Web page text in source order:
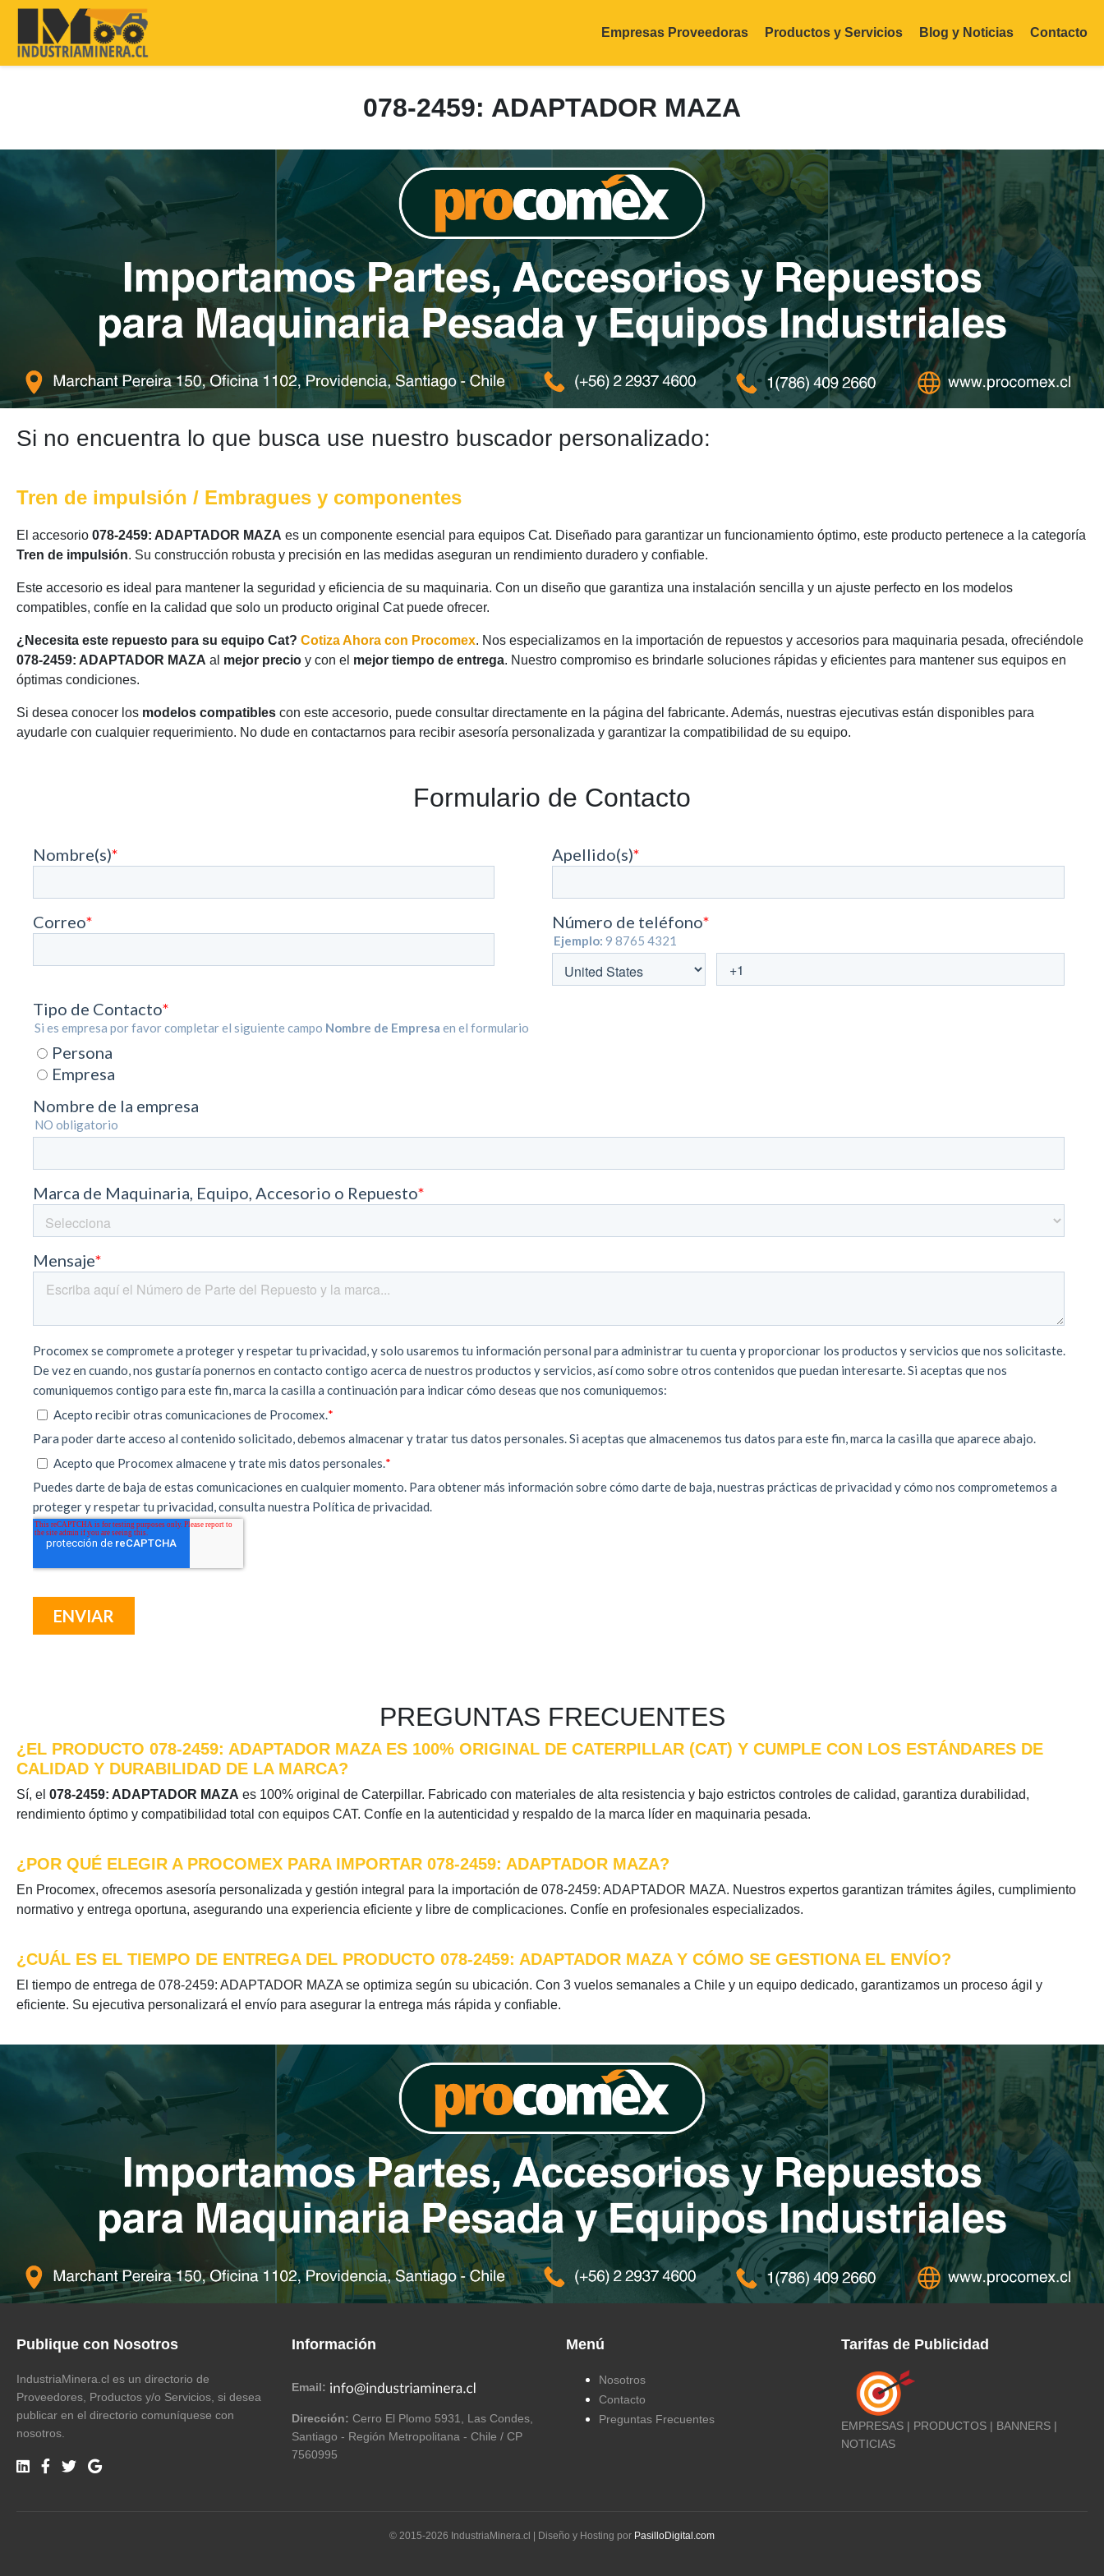
Empresas Proveedoras Productos y Servicios Blog y Noticias Contacto
078-2459: ADAPTADOR MAZA
Si no encuentra lo que busca use nuestro buscador personalizado:
Tren de impulsión / Embragues y componentes
El accesorio 078-2459: ADAPTADOR MAZA es un componente esencial para equipos Cat. Diseñado para garantizar un funcionamiento óptimo, este producto pertenece a la categoría
Tren de impulsión. Su construcción robusta y precisión en las medidas aseguran un rendimiento duradero y confiable.
Este accesorio es ideal para mantener la seguridad y eficiencia de su maquinaria. Con un diseño que garantiza una instalación sencilla y un ajuste perfecto en los modelos
compatibles, confíe en la calidad que solo un producto original Cat puede ofrecer.
¿Necesita este repuesto para su equipo Cat? Cotiza Ahora con Procomex. Nos especializamos en la importación de repuestos y accesorios para maquinaria pesada, ofreciéndole
078-2459: ADAPTADOR MAZA al mejor precio y con el mejor tiempo de entrega. Nuestro compromiso es brindarle soluciones rápidas y eficientes para mantener sus equipos en
óptimas condiciones.
Si desea conocer los modelos compatibles con este accesorio, puede consultar directamente en la página del fabricante. Además, nuestras ejecutivas están disponibles para
ayudarle con cualquier requerimiento. No dude en contactarnos para recibir asesoría personalizada y garantizar la compatibilidad de su equipo.
Formulario de Contacto
PREGUNTAS FRECUENTES
¿EL PRODUCTO 078-2459: ADAPTADOR MAZA ES 100% ORIGINAL DE CATERPILLAR (CAT) Y CUMPLE CON LOS ESTÁNDARES DE
CALIDAD Y DURABILIDAD DE LA MARCA?
Sí, el 078-2459: ADAPTADOR MAZA es 100% original de Caterpillar. Fabricado con materiales de alta resistencia y bajo estrictos controles de calidad, garantiza durabilidad,
rendimiento óptimo y compatibilidad total con equipos CAT. Confíe en la autenticidad y respaldo de la marca líder en maquinaria pesada.
¿POR QUÉ ELEGIR A PROCOMEX PARA IMPORTAR 078-2459: ADAPTADOR MAZA?
En Procomex, ofrecemos asesoría personalizada y gestión integral para la importación de 078-2459: ADAPTADOR MAZA. Nuestros expertos garantizan trámites ágiles, cumplimiento
normativo y entrega oportuna, asegurando una experiencia eficiente y libre de complicaciones. Confíe en profesionales especializados.
¿CUÁL ES EL TIEMPO DE ENTREGA DEL PRODUCTO 078-2459: ADAPTADOR MAZA Y CÓMO SE GESTIONA EL ENVÍO?
El tiempo de entrega de 078-2459: ADAPTADOR MAZA se optimiza según su ubicación. Con 3 vuelos semanales a Chile y un equipo dedicado, garantizamos un proceso ágil y
eficiente. Su ejecutiva personalizará el envío para asegurar la entrega más rápida y confiable.
Publique con Nosotros
IndustriaMinera.cl es un directorio de
Proveedores, Productos y/o Servicios, si desea
publicar en el directorio comuníquese con
nosotros.
Información
Email:
Dirección: Cerro El Plomo 5931, Las Condes,
Santiago - Región Metropolitana - Chile / CP
7560995
Menú
Nosotros
Contacto
Preguntas Frecuentes
Tarifas de Publicidad
EMPRESAS | PRODUCTOS | BANNERS |
NOTICIAS
© 2015-2026 IndustriaMinera.cl | Diseño y Hosting por PasilloDigital.com